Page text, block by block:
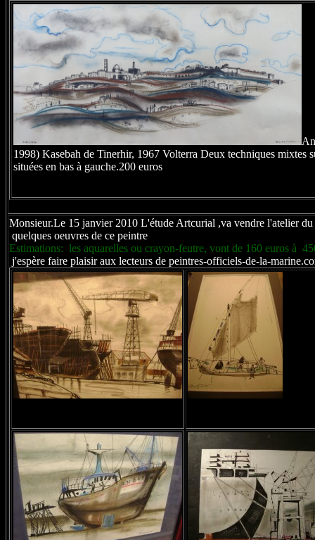
1998) Kasebah de Tinerhir, 1967 Volterra Deux techniques mixtes
situées en bas à gauche.200 euros
Monsieur.Le 15 janvier 2010 L'étude Artcurial ,va vendre l'atelier
quelques oeuvres de ce peintre
Estimations: les aquarelles ou crayon-feutre, vont de 160 euros à
j'espère faire plaisir aux lecteurs de peintres-officiels-de-la-